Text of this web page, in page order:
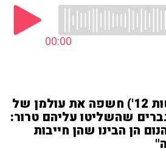
00:00
אפרת לכטר ('חדשות 12') חשפה את עולמן של
שהשליטו עליהם טרור:
הן הבינו שהן חייבות